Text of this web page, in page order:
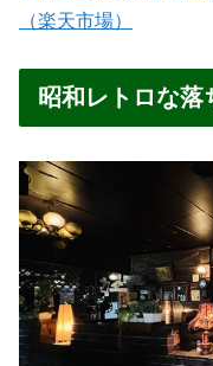
（楽天市場）
昭和レトロな